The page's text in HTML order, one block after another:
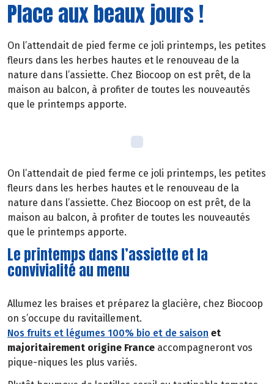
Place aux beaux jours !
On l’attendait de pied ferme ce joli printemps, les petites
fleurs dans les herbes hautes et le renouveau de la
nature dans l’assiette. Chez Biocoop on est prêt, de la
maison au balcon, à profiter de toutes les nouveautés
que le printemps apporte.
On l’attendait de pied ferme ce joli printemps, les petites
fleurs dans les herbes hautes et le renouveau de la
nature dans l’assiette. Chez Biocoop on est prêt, de la
maison au balcon, à profiter de toutes les nouveautés
que le printemps apporte.
Le printemps dans l’assiette et la
convivialité au menu
Allumez les braises et préparez la glacière, chez Biocoop
on s’occupe du ravitaillement.
Nos fruits et légumes 100% bio et de saison et
majoritairement origine France accompagneront vos
pique-niques les plus variés.